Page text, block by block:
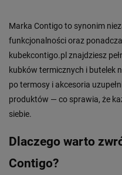
Marka Contigo to synonim
funkcjonalności oraz
kubekcontigo.pl znajdziesz
kubków termicznych i butelek
po termosy i akcesoria
produktów — co sprawia, że
siebie.
Dlaczego warto
Contigo?